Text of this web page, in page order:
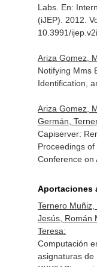
Labs. En:
(iJEP) . 2012.
10.3991/
Ariza Gomez,
Notifying Mms
Identification,
Ariza Gomez,
Germán,
Capiserver:
Proceedings
Conference on
Aportaciones
Ternero
Jesús, Román
Teresa:
Computación
asignaturas de